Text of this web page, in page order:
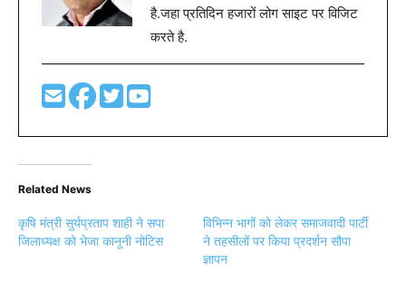
है.जहा प्रतिदिन हजारों लोग साइट पर विजिट
करते है.
Related News
कृषि मंत्री सुर्यप्रताप शाही ने सपा
जिलाध्यक्ष को भेजा कानूनी नोटिस
विभिन्न भागों को लेकर समाजवादी पार्टी
ने तहसीलों पर किया प्रदर्शन सौपा
ज्ञापन